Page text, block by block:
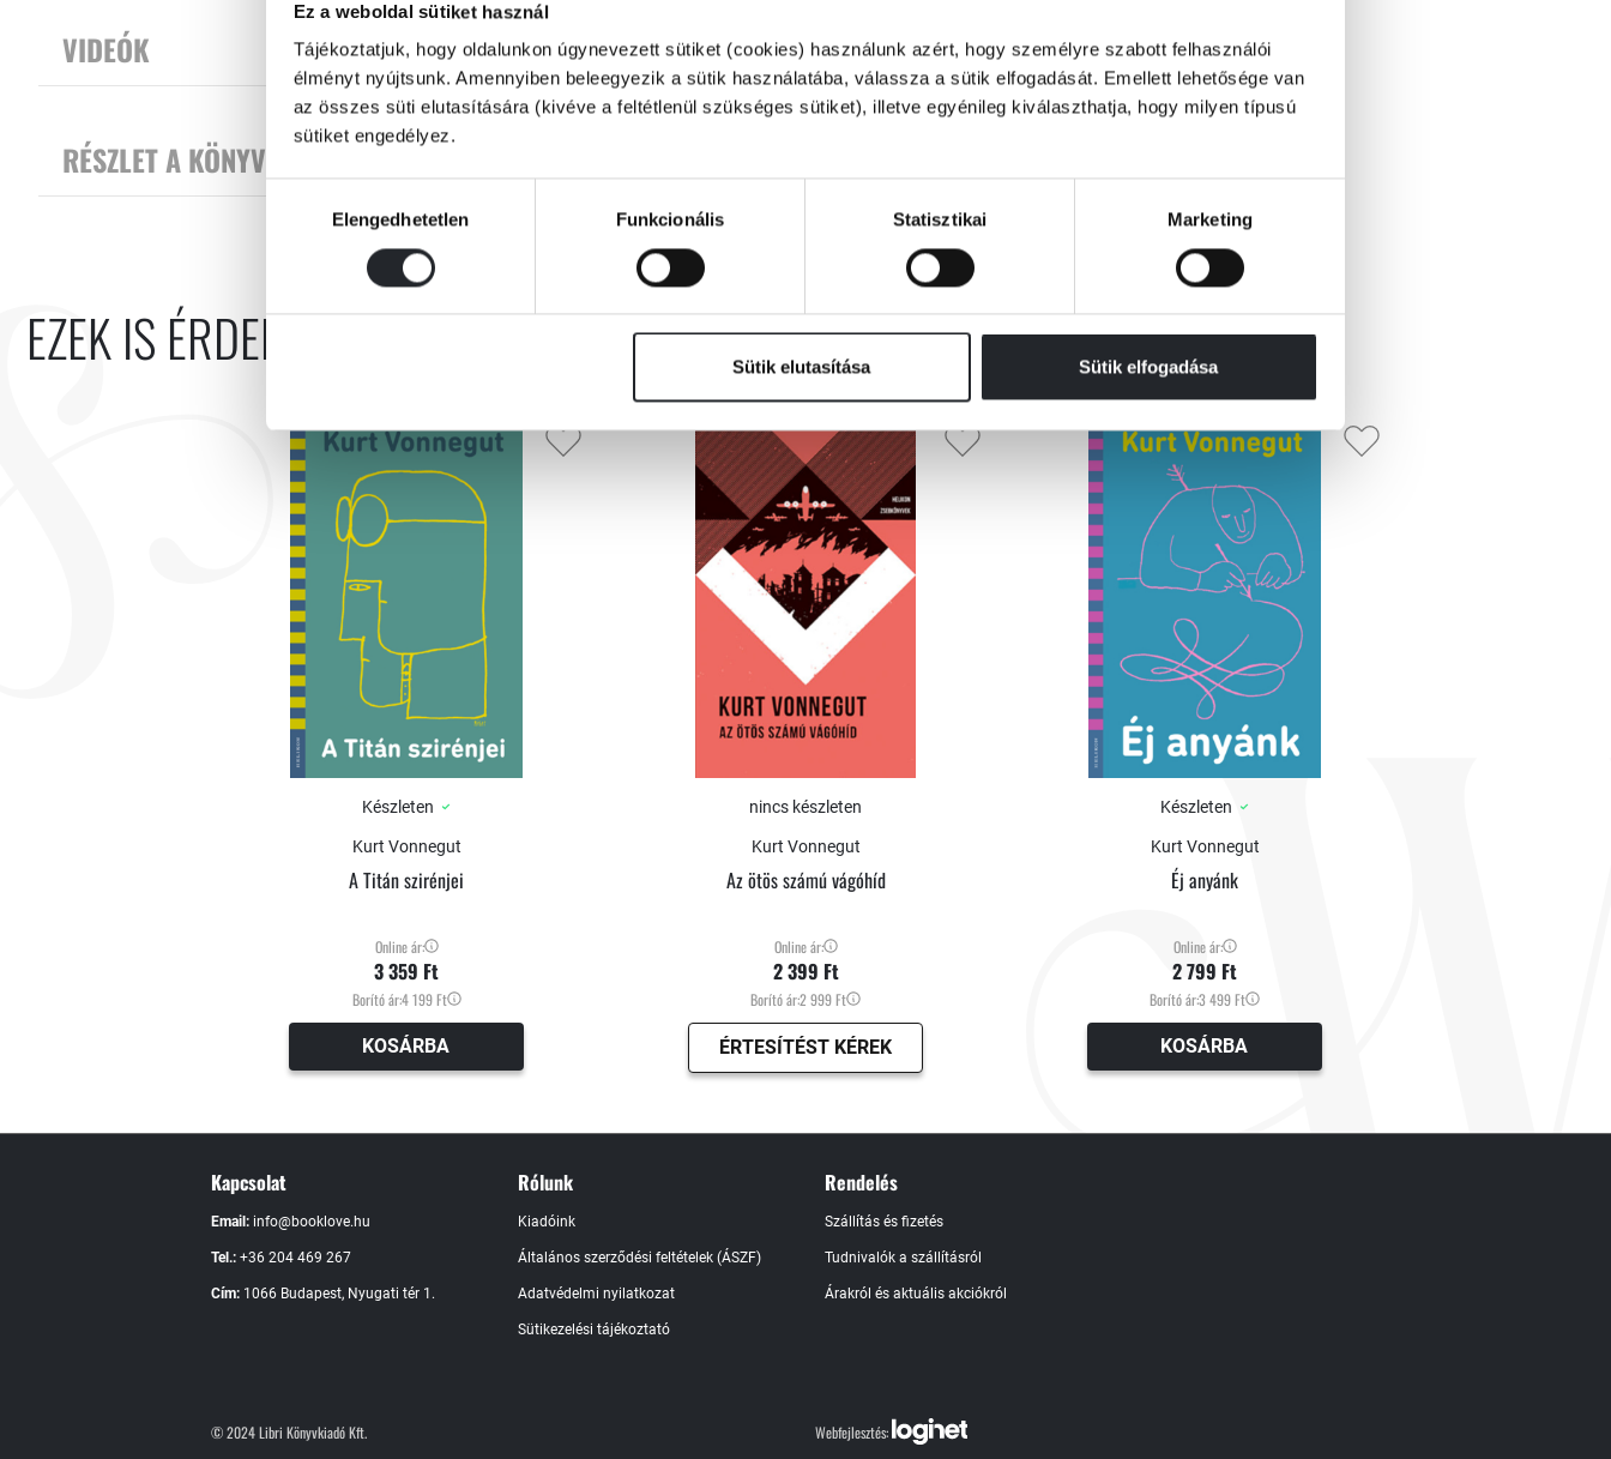
Ez a weboldal sütiket használ
Tájékoztatjuk, hogy oldalunkon úgynevezett sütiket (cookies) használunk azért, hogy személyre szabott felhasználói
élményt nyújtsunk. Amennyiben beleegyezik a sütik használatába, válassza a sütik elfogadását. Emellett lehetősége van
az összes süti elutasítására (kivéve a feltétlenül szükséges sütiket), illetve egyénileg kiválaszthatja, hogy milyen típusú
sütiket engedélyez.
kiválasztásaElengedhetetlen Funkcionális Statisztikai Marketing
Sütik elutasítása Sütik elfogadása
amerikai irodalom kultikus figurája. Műveivel az ötvenes években mutatkozott be, de az igazi áttörést Az ötös
számú vágóhíd (1969) hozta meg számára, sikere azóta is töretlen. Kimeríthetetlen fantáziáján, őrült ötletein,
társadalomkritikáján, kíméletlen őszinteségén és szarkasztikus - vagy fekete - humorán generációk nőttek fel.
VIDEÓK
RÉSZLET A KÖNYVBŐL
EZEK IS ÉRDEKELHETNEK
Készleten
Kurt Vonnegut
A Titán szirénjei
Online ár:
3 359 Ft
Borító ár:4 199 Ft
KOSÁRBA
nincs készleten
Kurt Vonnegut
Az ötös számú vágóhíd
Online ár:
2 399 Ft
Borító ár:2 999 Ft
ÉRTESÍTÉST KÉREK
Készleten
Kurt Vonnegut
Éj anyánk
Online ár:
2 799 Ft
Borító ár:3 499 Ft
KOSÁRBA
Kapcsolat
Email: info@booklove.hu
Tel.: +36 204 469 267
Cím: 1066 Budapest, Nyugati tér 1.
Rólunk
Kiadóink
Általános szerződési feltételek (ÁSZF)
Adatvédelmi nyilatkozat
Sütikezelési tájékoztató
Rendelés
Szállítás és fizetés
Tudnivalók a szállításról
Árakról és aktuális akciókról
© 2024 Libri Könyvkiadó Kft. Webfejlesztés: